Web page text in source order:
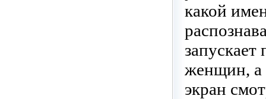
какой
женщин, а
экран